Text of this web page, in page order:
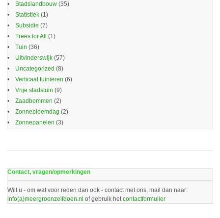
Stadslandbouw (35)
Statistiek (1)
Subsidie (7)
Trees for All
(1)
Tuin (36)
Uitvinderswijk (57)
Uncategorized (8)
Verticaal tuinieren (6)
Vrije stadstuin (9)
Zaadbommen (2)
Zonnebloemdag (2)
Zonnepanelen (3)
Contact, vragen/opmerkingen
Wilt u - om wat voor reden dan ook - contact met ons, mail dan naar:
info(a)meergroenzelfdoen.nl of gebruik het contactformulier